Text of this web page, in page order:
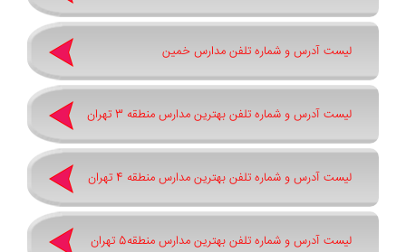
لیست آدرس و شماره تلفن مدارس خمین
لیست آدرس و شماره تلفن بهترین مدارس منطقه 3 تهران
لیست آدرس و شماره تلفن بهترین مدارس منطقه 4 تهران
لیست آدرس و شماره تلفن بهترین مدارس منطقه5 تهران